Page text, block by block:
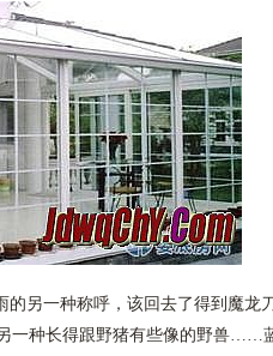
的另一种称呼，该回去了得到魔
一种长得跟野猪有些像的野兽……